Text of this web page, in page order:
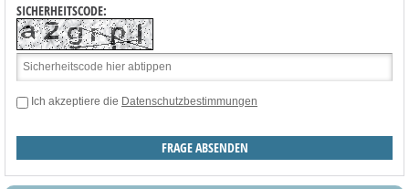
SICHERHEITSCODE:
Ich akzeptiere die Datenschutzbestimmungen